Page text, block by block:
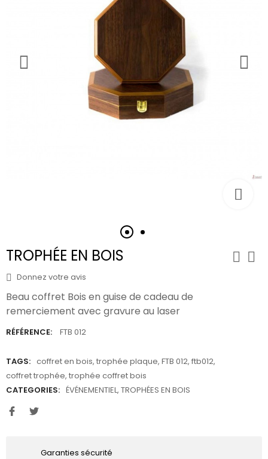
TROPHÉE EN BOIS
Donnez votre avis
Beau coffret Bois en guise de cadeau de
remerciement avec gravure au laser
RÉFÉRENCE: FTB 012
TAGS: coffret en bois, trophée plaque, FTB 012, ftb012,
coffret trophée, trophée coffret bois
CATEGORIES: ÉVÉNEMENTIEL, TROPHÉES EN BOIS
Garanties sécurité